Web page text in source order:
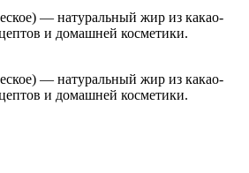
— натуральный жир из какао-
и домашней косметики.
— натуральный жир из какао-
и домашней косметики.